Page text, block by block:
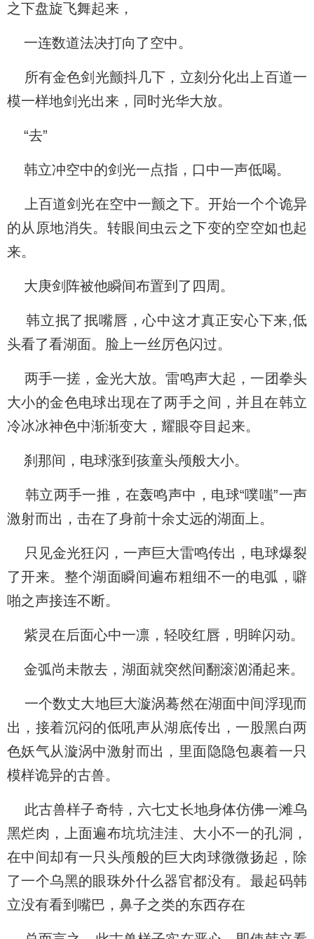
之下盘旋飞舞起来，
一连数道法决打向了空中。
所有金色剑光颤抖几下，立刻分化出上百道一
模一样地剑光出来，同时光华大放。
“去”
韩立冲空中的剑光一点指，口中一声低喝。
上百道剑光在空中一颤之下。开始一个个诡异
的从原地消失。转眼间虫云之下变的空空如也起
来。
大庚剑阵被他瞬间布置到了四周。
韩立抿了抿嘴唇，心中这才真正安心下来,低
头看了看湖面。脸上一丝厉色闪过。
两手一搓，金光大放。雷鸣声大起，一团拳头
大小的金色电球出现在了两手之间，并且在韩立
冷冰冰神色中渐渐变大，耀眼夺目起来。
刹那间，电球涨到孩童头颅般大小。
韩立两手一推，在轰鸣声中，电球“噗嗤”一声
激射而出，击在了身前十余丈远的湖面上。
只见金光狂闪，一声巨大雷鸣传出，电球爆裂
了开来。整个湖面瞬间遍布粗细不一的电弧，噼
啪之声接连不断。
紫灵在后面心中一凛，轻咬红唇，明眸闪动。
金弧尚未散去，湖面就突然间翻滚汹涌起来。
一个数丈大地巨大漩涡蓦然在湖面中间浮现而
出，接着沉闷的低吼声从湖底传出，一股黑白两
色妖气从漩涡中激射而出，里面隐隐包裹着一只
模样诡异的古兽。
此古兽样子奇特，六七丈长地身体仿佛一滩乌
黑烂肉，上面遍布坑坑洼洼、大小不一的孔洞，
在中间却有一只头颅般的巨大肉球微微扬起，除
了一个乌黑的眼珠外什么器官都没有。最起码韩
立没有看到嘴巴，鼻子之类的东西存在